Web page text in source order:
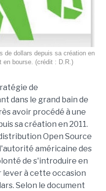
de dollars depuis sa création en
en bourse. (crédit : D.R.)
de
dans le grand bain de
avoir procédé à une
sa création en 2011.
Open Source
américaine des
de s'introduire en
à cette occasion
Selon le document